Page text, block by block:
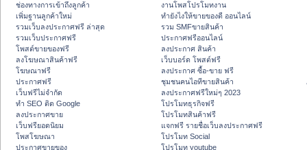
ช่องทางการเข้าถึงลูกค้า
เพิ่มฐานลูกค้าใหม่
รวมเว็บลงประกาศฟรี ล่าสุด
รวมเว็บประกาศฟรี
โพสต์ขายของฟรี
ลงโฆษณาสินค้าฟรี
โฆษณาฟรี
ประกาศฟรี
เว็บฟรีไม่จำกัด
ทำ SEO ติด Google
ลงประกาศขาย
เว็บฟรียอดนิยม
โพสโฆษณา
ประกาศขายของ
งานโพสโปรโมทงาน
ทํายังไงให้ขายของดี ออนไลน์
รวม SMFขายสินค้า
ประกาศฟรีออนไลน์
ลงประกาศ สินค้า
เว็บบอร์ด โพสต์ฟรี
ลงประกาศ ซื้อ-ขาย ฟรี
ชุมชนคนไอทีขายสินค้า
ลงประกาศฟรีใหม่ๆ 2023
โปรโมทธุรกิจฟรี
โปรโมทสินค้าฟรี
แจกฟรี รายชื่อเว็บลงประกาศฟรี
โปรโมท Social
โปรโมท youtube